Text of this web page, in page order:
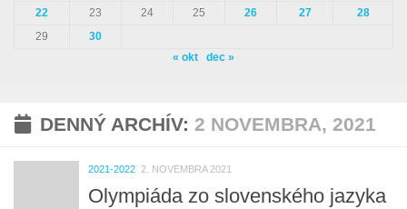
DENNÝ ARCHÍV: 2 NOVEMBRA, 2021
2021-2022 2. NOVEMBRA 2021
Olympiáda zo slovenského jazyka
22
23 24 25 26 27
28
29
30
« okt
dec »